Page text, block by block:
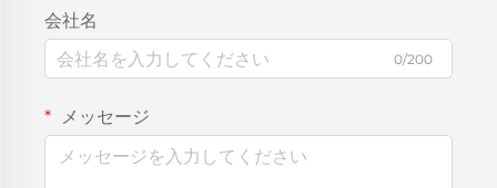
会社名
0/200
メッセージ